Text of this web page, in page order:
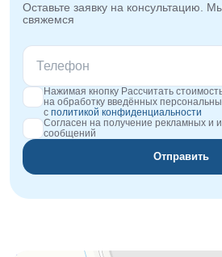
Оставьте заявку на консультацию.
свяжемся
Нажимая кнопку Рассчитать
на обработку введённых
с политикой конфиденциальности
Согласен на получение рекламных и
сообщений
Отправить